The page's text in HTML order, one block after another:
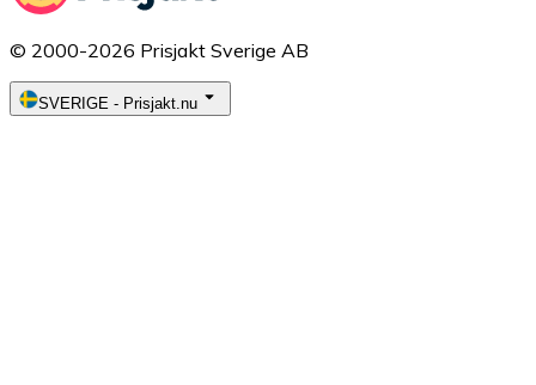
© 2000-2026 Prisjakt Sverige AB
SVERIGE - Prisjakt.nu